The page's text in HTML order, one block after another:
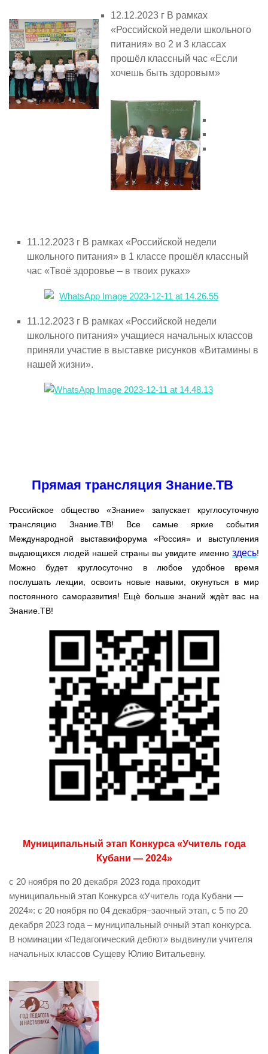
12.12.2023 г В рамках
«Российской недели школьного
питания» во 2 и 3 классах
прошёл классный час «Если
хочешь быть здоровым»
11.12.2023 г В рамках «Российской недели
школьного питания» в 1 классе прошёл классный
час «Твоё здоровье – в твоих руках»
11.12.2023 г В рамках «Российской недели
школьного питания» учащиеся начальных классов
приняли участие в выставке рисунков «Витамины в
нашей жизни».
Прямая трансляция Знание.ТВ
Российское общество «Знание» запускает круглосуточную
трансляцию Знание.ТВ! Все самые яркие события
Международной выставкифорума «Россия» и выступления
выдающихся людей нашей страны вы увидите именно здесь!
Можно будет круглосуточно в любое удобное время
послушать лекции, освоить новые навыки, окунуться в мир
постоянного саморазвития! Ещѐ больше знаний ждѐт вас на
Знание.ТВ!
Муниципальный этап Конкурса «Учитель года
Кубани — 2024»
с 20 ноября по 20 декабря 2023 года проходит
муниципальный этап Конкурса «Учитель года Кубани —
2024»: с 20 ноября по 04 декабря–заочный этап, с 5 по 20
декабря 2023 года – муниципальный очный этап конкурса.
В номинации «Педагогический дебют» выдвинули учителя
начальных классов Сущеву Юлию Витальевну.